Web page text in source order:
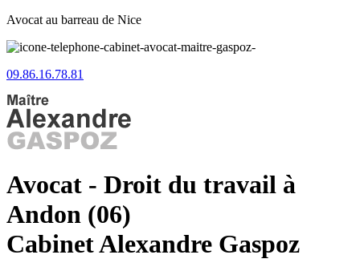
Avocat au barreau de Nice
09.86.16.78.81
Avocat - Droit du travail à
Andon (06)
Cabinet Alexandre Gaspoz